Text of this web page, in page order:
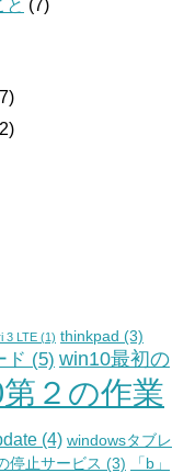
と (7)
3 LTE (1) thinkpad (3)
ド (5) win10最初の
２の作業
(4) windowsタブレ
停止サービス (3)
「b」